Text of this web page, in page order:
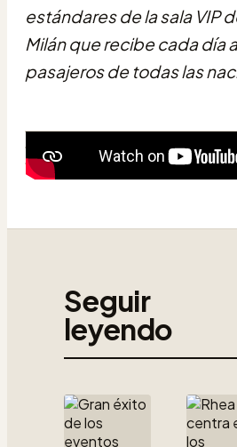
estándares de la sala VIP
Milán que recibe cada día
pasajeros de todas las
Seguir
leyendo